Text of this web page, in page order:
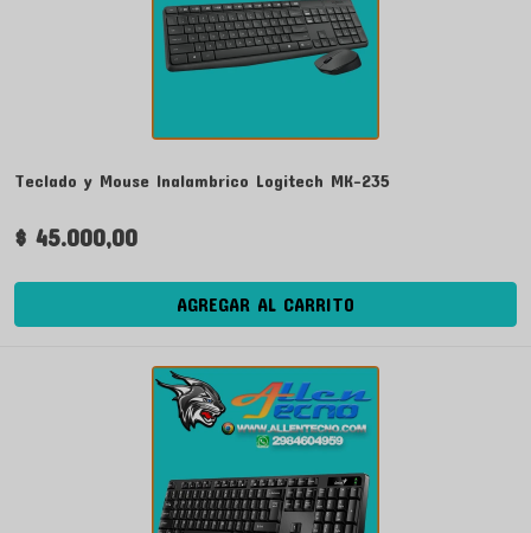
Teclado y Mouse Inalambrico Logitech MK-235
$ 45.000,00
AGREGAR AL CARRITO